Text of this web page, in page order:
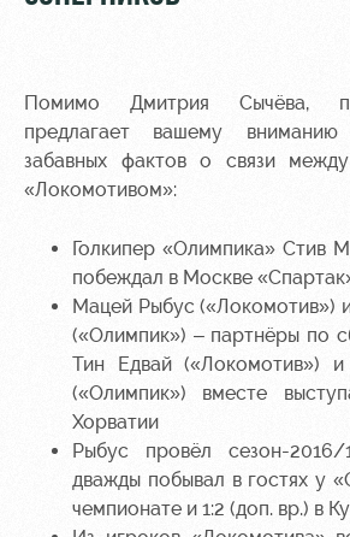
Помимо Дмитрия Сычёва,
предлагает вашему
забавных фактов о связи
«Локомотивом»:
Голкипер «Олимпика» Стив
побеждал в Москве
Мацей Рыбус («Локомотив»)
(«Олимпик») – партнёры по
Тин Едвай («Локомотив»)
(«Олимпик») вместе
Хорватии
Рыбус провёл сезон-
дважды побывал в гостях у
чемпионате и 1:2 (доп. вр.) в